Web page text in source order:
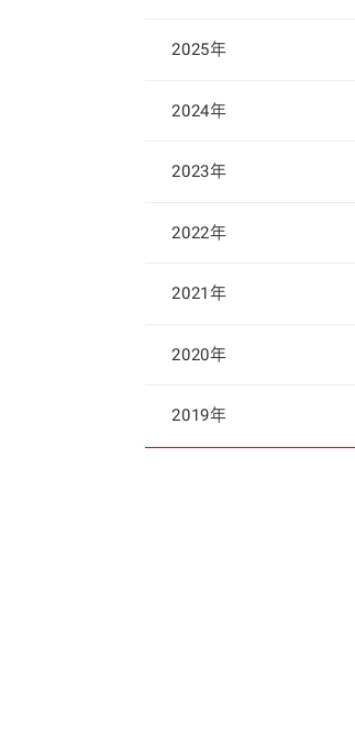
2025年
2025年12月
2025年11月
2025年10月
2025年9月
2025年8月
2025年7月
2024年
2024年12月
2024年11月
2024年10月
2024年9月
2024年8月
2023年
2023年12月
2023年11月
2023年10月
2023年9月
2022年
2022年12月
2022年11月
2022年10月
2021年
2021年12月
2021年11月
2020年
2020年12月
2019年